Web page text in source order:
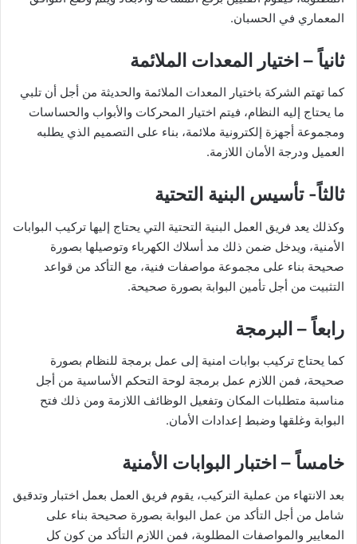
المعماري في الحسبان.
ثانياً – اختيار المعدات الملائمة
كما تهتم الشركة باختيار المعدات الملائمة والحديثة من أجل أن تلبي
ما يحتاج إليه النظام، فيتم اختيار المحركات والأبواب والحساسات
ومجموعة أجهزة إلكترونية ملائمة، بناء على التصميم الذي يطلبه
العميل ودرجة الأمان اللازمة.
ثالثاً- تأسيس البنية التحتية
وكذلك يعد فريق العمل البنية التحتية التي يحتاج إليها تركيب البوابات
الأمنية، ويدخل ضمن ذلك مد أسلاك الكهرباء وتوصيلها بصورة
صحيحة بناء على مجموعة مواصفات فنية، مع التأكد من قواعد
التثبيت من أجل تأمين البوابة بصورة صحيحة.
رابعاً – البرمجة
كما يحتاج تركيب بوابات امنية إلى عمل برمجة للنظام بصورة
صحيحة، فمن اللازم عمل برمجة لوحة التحكم الأساسية من أجل
مناسبة متطلبات المكان وتفعيل الوظائف اللازمة ومن ذلك فتح
البوابة وغلقها وضبط إعدادات الأمان.
خامساً – اختبار البوابات الأمنية
بعد الانتهاء من عملية التركيب، يقوم فريق العمل بعمل اختبار وتدقيق
شامل من أجل التأكد من عمل البوابة بصورة صحيحة بناء على
المعايير والمواصفات المطلوبة، فمن اللازم التأكد من كون كل